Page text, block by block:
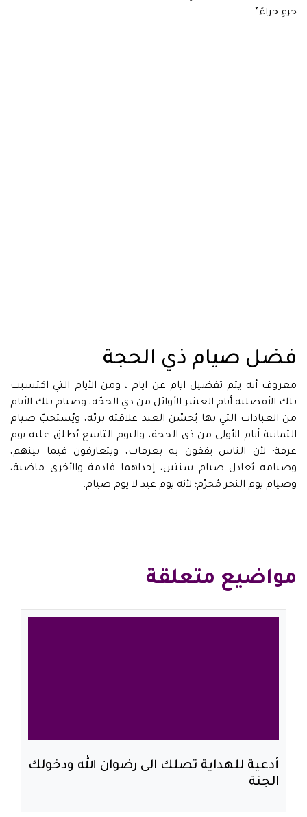
جزءٍ جزاءً”
فضل صيام ذي الحجة
معروف أنه يتم تفضيل ايام عن ايام ، ومن الأيام التي اكتسبت
تلك الأفضلية أيام العشر الأوائل من ذي الحجّة، وصيام تلك الأيام
من العبادات التي بها يُحسّن العبد علاقته بربّه، ويُستحبّ صيام
الثمانية أيام الأولى من ذي الحجة، واليوم التاسع يُطلق عليه يوم
عرفة؛ لأن الناس يقفون به بعرفات، ويتعارفون فيما بينهم،
وصيامه يُعادل صيام سنتين، إحداهما قادمة والأخرى ماضية،
وصيام يوم النحر مُحرّم؛ لأنه يوم عيد لا يوم صيام.
مواضيع متعلقة
أدعية للهداية تصلك الى رضوان الله ودخولك
الجنة